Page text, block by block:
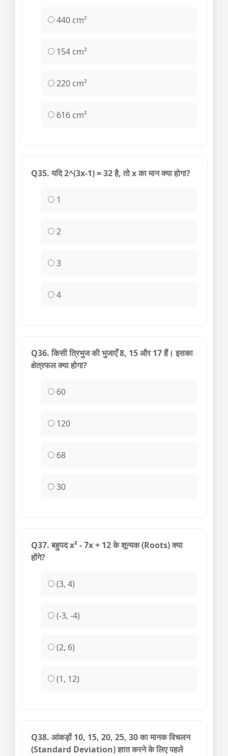
440 cm²
154 cm²
220 cm²
616 cm²
Q35. यदि 2^(3x-1) = 32 है, तो x का मान क्या होगा?
1
2
3
4
Q36. किसी त्रिभुज की भुजाएँ 8, 15 और 17 हैं। इसका
क्षेत्रफल क्या होगा?
60
120
68
30
Q37. बहुपद x² - 7x + 12 के शून्यक (Roots) क्या
होंगे?
(3, 4)
(-3, -4)
(2, 6)
(1, 12)
Q38. आंकड़ों 10, 15, 20, 25, 30 का मानक विचलन
(Standard Deviation) ज्ञात करने के लिए पहले